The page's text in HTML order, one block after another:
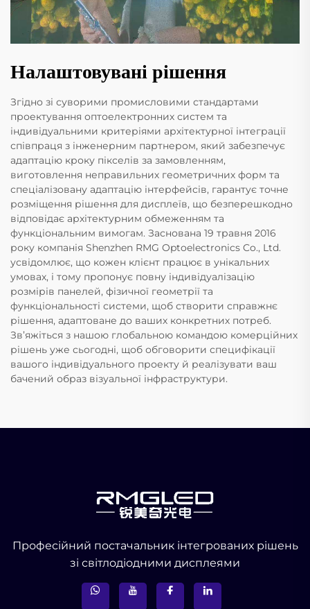
Налаштовувані рішення
Згідно зі суворими промисловими стандартами
проектування оптоелектронних систем та
індивідуальними критеріями архітектурної інтеграції
співпраця з інженерним партнером, який забезпечує
адаптацію кроку пікселів за замовленням,
виготовлення неправильних геометричних форм та
спеціалізовану адаптацію інтерфейсів, гарантує точне
розміщення рішення для дисплеїв, що безперешкодно
відповідає архітектурним обмеженням та
функціональним вимогам. Заснована 19 травня 2016
року компанія Shenzhen RMG Optoelectronics Co., Ltd.
усвідомлює, що кожен клієнт працює в унікальних
умовах, і тому пропонує повну індивідуалізацію
розмірів панелей, фізичної геометрії та
функціональності системи, щоб створити справжнє
рішення, адаптоване до ваших конкретних потреб.
Зв’яжіться з нашою глобальною командою комерційних
рішень уже сьогодні, щоб обговорити специфікації
вашого індивідуального проекту й реалізувати ваш
бачений образ візуальної інфраструктури.
Професійний постачальник інтегрованих рішень
зі світлодіодними дисплеями